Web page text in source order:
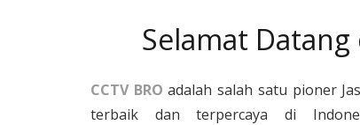
Selamat Datang
CCTV BRO adalah salah satu pioner
terbaik dan terpercaya di